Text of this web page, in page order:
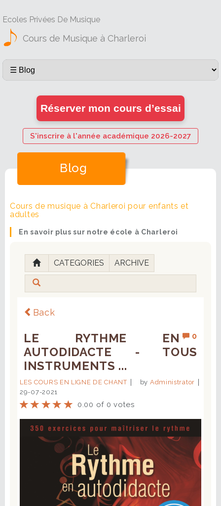
Ecoles Privées De Musique
Cours de Musique à Charleroi
Réserver mon cours d’essai
S'inscrire à l'année académique 2026-2027
Blog
Cours de musique à Charleroi pour enfants et
adultes
En savoir plus sur notre école à Charleroi
CATEGORIES ARCHIVE
Back
0
LE RYTHME EN
AUTODIDACTE - TOUS
INSTRUMENTS ...
LES COURS EN LIGNE DE CHANT by Administrator
29-07-2021
0.00 of 0 votes